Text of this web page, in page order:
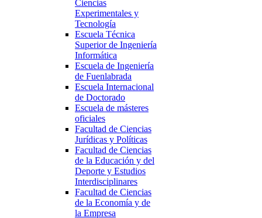
Ciencias
Experimentales y
Tecnología
Escuela Técnica
Superior de Ingeniería
Informática
Escuela de Ingeniería
de Fuenlabrada
Escuela Internacional
de Doctorado
Escuela de másteres
oficiales
Facultad de Ciencias
Jurídicas y Políticas
Facultad de Ciencias
de la Educación y del
Deporte y Estudios
Interdisciplinares
Facultad de Ciencias
de la Economía y de
la Empresa